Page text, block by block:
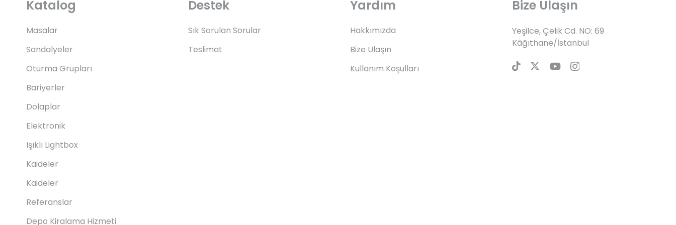
Katalog
Masalar
Sandalyeler
Oturma Grupları
Bariyerler
Dolaplar
Elektronik
Işıklı Lightbox
Kaideler
Kaideler
Referanslar
Depo Kiralama Hizmeti
Destek
Sık Sorulan Sorular
Teslimat
Yardım
Hakkımızda
Bize Ulaşın
Kullanım Koşulları
Bize Ulaşın
Yeşilce, Çelik Cd. NO: 69
Kâğıthane/İstanbul